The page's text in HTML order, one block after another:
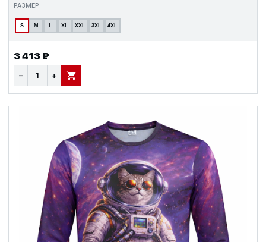
РАЗМЕР
S M XL XXL 3XL 4XL
3 413 ₽
− + В КОРЗИНУ